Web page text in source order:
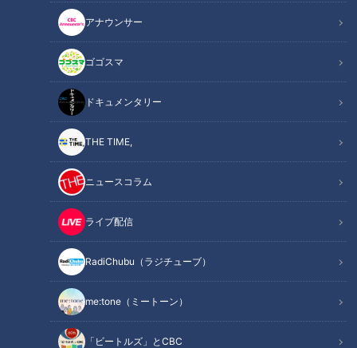
アナウンサー
ゴゴスマ
ドキュメンタリー
THE TIME,
ニュースコラム
ライブ配信
RadiChubu（ラジチューブ）
me:tone（ミートーン）
「ビートルズ」とCBC
いちご狩りに、お昼時には行列ができるパン屋。三重県菰野町
にある「アクアイグニス」は、2012年10月にオープンから13
年目を迎えた今も変わらず、多くの人でにぎわう人気施設で
そんな「アクアイグニス」がにぎわっている理由を探るべく、
おしゃべりメガネこと若狭敬一アナウンサー（以下、若狭ア
ナ）が、現地を取材しました。
ファンデーションいらずのツルツル肌に！源泉100％かけ流
し温泉
世界的パティシエ・辻口シェフ監修 22種のいちご食べ放
パティスリーでも旬のいちごを使った絶品スイーツを堪能
平日も大混雑のベーカリー 人気ナンバーワンはクロワッサ